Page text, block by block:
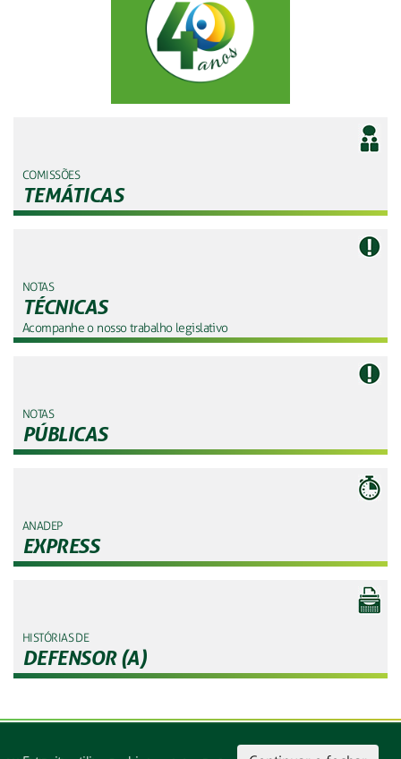
COMISSÕES
TEMÁTICAS
NOTAS
TÉCNICAS
Acompanhe o nosso trabalho legislativo
NOTAS
PÚBLICAS
ANADEP
EXPRESS
HISTÓRIAS DE
DEFENSOR (A)